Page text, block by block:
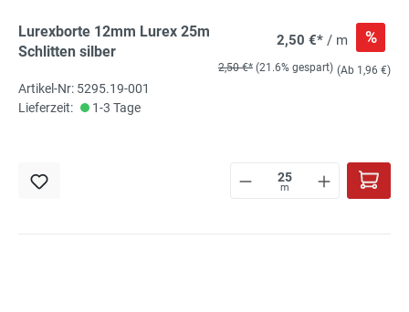
Lurexborte 12mm Lurex 25m
Schlitten silber
2,50 €* / m %
2,50 €* (21.6% gespart) (Ab 1,96 €)
Artikel-Nr: 5295.19-001
Lieferzeit:
1-3 Tage
m